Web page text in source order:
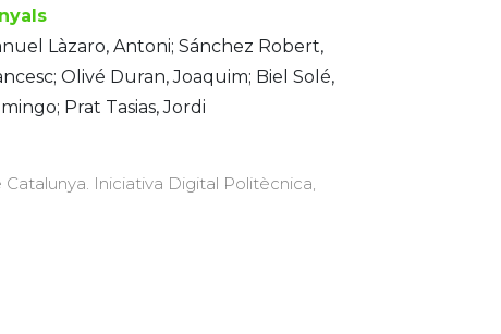
Làzaro, Antoni; Sánchez Robert,
Olivé Duran, Joaquim; Biel Solé,
Prat Tasias, Jordi
Iniciativa Digital Politècnica,